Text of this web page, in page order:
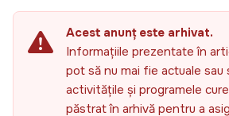
Acest anunț este arhivat.
Informațiile prezentate în
pot să nu mai fie actuale sau
activitățile și programele
păstrat în arhivă pentru a